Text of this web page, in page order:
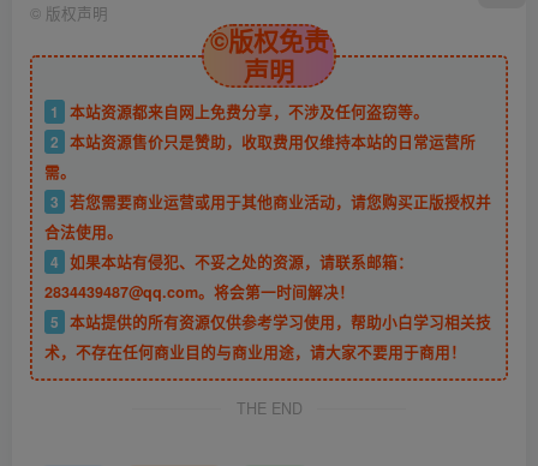
© 版权声明
©版权免责
声明
1
本站资源都来自网上免费分享，不涉及任何盗窃等。
2 本站资源售价只是赞助，收取费用仅维持本站的日常运营所
需。
3 若您需要商业运营或用于其他商业活动，请您购买正版授权并
合法使用。
4 如果本站有侵犯、不妥之处的资源，请联系邮箱：
2834439487@qq.com。将会第一时间解决！
5 本站提供的所有资源仅供参考学习使用，帮助小白学习相关技
术，不存在任何商业目的与商业用途，请大家不要用于商用！
THE END